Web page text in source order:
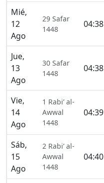
Mié,
12
Ago
29 Safar
1448
04:38
Jue,
13
Ago
30 Safar
1448
04:38
Vie,
14
Ago
1 Rabi’ al-
Awwal
1448
04:39
Sáb,
15
Ago
2 Rabi’ al-
Awwal
1448
04:40